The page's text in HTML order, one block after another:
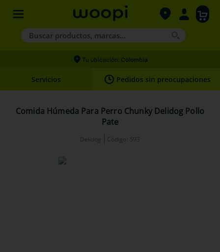
Buscar productos, marcas...
Términos más buscados
2.
hills
3.
nexgard
Tu ubicación: Colombia
Servicios Pedidos sin preocupaciones
Comida Húmeda Para Perro Chunky Delidog Pollo
Pate
Delidog Código: 593